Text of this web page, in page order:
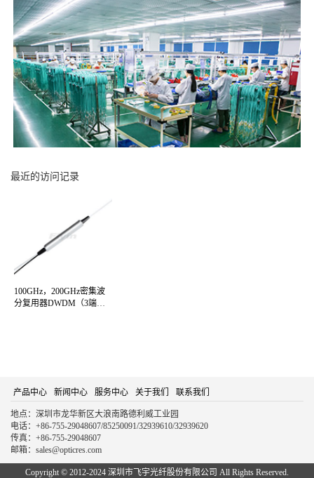
最近的访问记录
100GHz，200GHz密集波
分复用器DWDM（3端
产品中心 新闻中心 服务中心 关于我们 联系我们
地点：深圳市龙华新区大浪南路德利威工业园
电话：+86-755-29048607/85250091/32939610/32939620
传真：+86-755-29048607
邮箱：sales@opticres.com
Copyright © 2012-2024 深圳市飞宇光纤股份有限公司 All Rights Reserved.